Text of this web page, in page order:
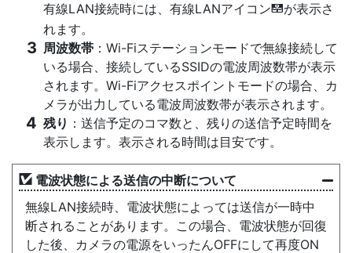
有線LAN接続時には、有線LANアイコンdが表示さ
れます。
周波数帯 ：Wi-Fiステーションモードで無線接続して
いる場合、接続しているSSIDの電波周波数帯が表示
されます。Wi-Fiアクセスポイントモードの場合、カ
メラが出力している電波周波数帯が表示されます。
残り ：送信予定のコマ数と、残りの送信予定時間を
表示します。表示される時間は目安です。
電波状態による送信の中断について
無線LAN接続時、電波状態によっては送信が一時中
断されることがあります。この場合、電波状態が回復
した後、カメラの電源をいったんOFFにして再度ON